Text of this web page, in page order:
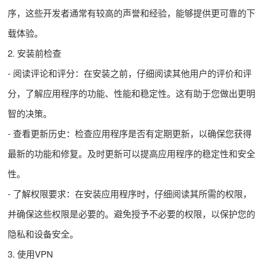
序，这些开发者通常有较高的声誉和经验，能够提供更可靠的下
载体验。
2. 安装前检查
- 阅读评论和评分：在安装之前，仔细阅读其他用户的评价和评
分，了解应用程序的功能、性能和稳定性。这有助于您做出更明
智的决策。
- 查看更新历史：检查应用程序是否有定期更新，以确保您获得
最新的功能和修复。及时更新可以提高应用程序的稳定性和安全
性。
- 了解权限要求：在安装应用程序时，仔细阅读其所需的权限，
并确保这些权限是必要的。避免授予不必要的权限，以保护您的
隐私和设备安全。
3. 使用VPN